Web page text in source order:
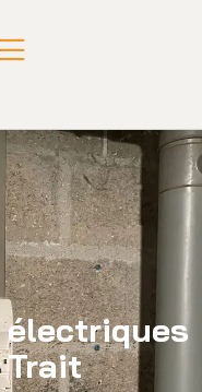
électriques
Trait